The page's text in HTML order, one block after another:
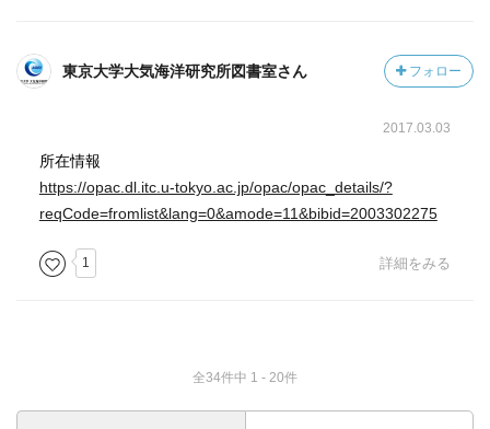
東京大学大気海洋研究所図書室さん フォロー
2017.03.03
所在情報
https://opac.dl.itc.u-tokyo.ac.jp/opac/opac_details/?
reqCode=fromlist&lang=0&amode=11&bibid=2003302275
1 詳細をみる
全34件中 1 - 20件